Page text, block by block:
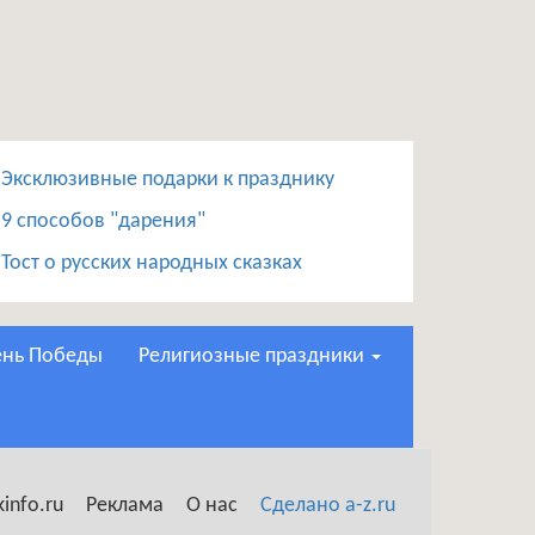
Эксклюзивные подарки к празднику
9 способов "дарения"
Тост о русских народных сказках
Победы Религиозные праздники
Реклама О нас Сделано a-z.ru